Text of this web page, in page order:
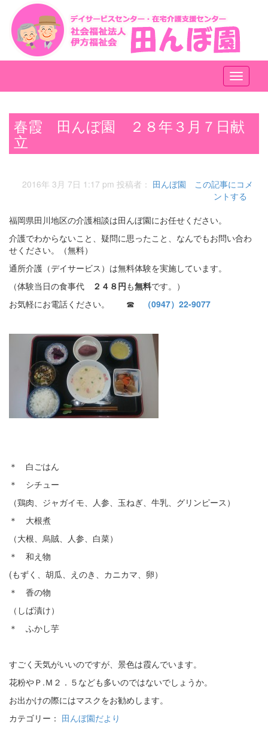
メ
ニ
ー
春霞 田んぼ園 ２８年３月７日献
立
2016年 3月 7日 1:17 pm 投稿者： 田んぼ園
この記事にコメ
ントする
福岡県田川地区の介護相談は田んぼ園にお任せください。
介護でわからないこと、疑問に思ったこと、なんでもお問い合わ
せください。（無料）
通所介護（デイサービス）は無料体験を実施しています。
（体験当日の食事代
２４８円も無料です。）
お気軽にお電話ください。 ☎
（0947）22-9077
＊ 白ごはん
＊ シチュー
（鶏肉、ジャガイモ、人参、玉ねぎ、牛乳、グリンピース）
＊ 大根煮
（大根、烏賊、人参、白菜）
＊ 和え物
(もずく、胡瓜、えのき、カニカマ、卵）
＊ 香の物
（しば漬け）
＊ ふかし芋
すごく天気がいいのですが、景色は霞んでいます。
花粉やＰ.Ｍ２．５なども多いのではないでしょうか。
お出かけの際にはマスクをお勧めします。
カテゴリー： 田んぼ園だより